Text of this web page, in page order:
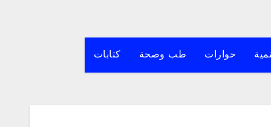
حوارات طب وصحة كتابات